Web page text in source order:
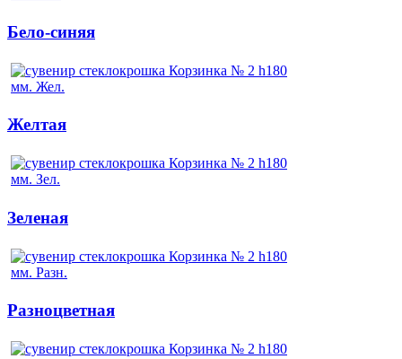
Бело-синяя
Желтая
Зеленая
Разноцветная